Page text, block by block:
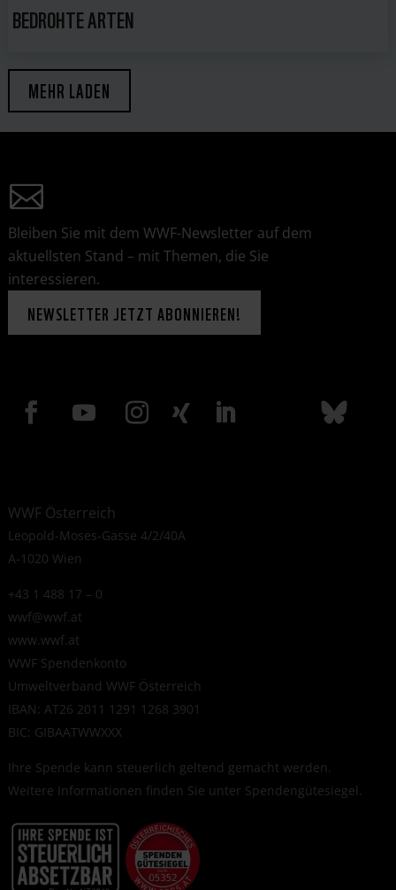
BEDROHTE ARTEN
MEHR LADEN
Bleiben Sie mit dem WWF-Newsletter auf dem
aktuellsten Stand – mit Themen, die Sie
interessieren.
NEWSLETTER JETZT ABONNIEREN!
WWF Österreich
Leopold-Moses-Gasse 4/2/40A
A-1020 Wien
+43 1 488 17 – 0
wwf@wwf.at
www.wwf.at
WWF Spendenkonto
Umweltverband WWF Österreich
IBAN: AT26 2011 1291 1268 3901
BIC: GIBAATWWXXX
Ihre Spende kann steuerlich geltend gemacht werden.
Weitere Informationen finden Sie unter Spendengütesiegel.